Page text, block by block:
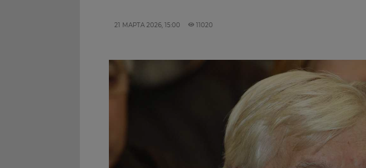
21 МАРТА 2026, 15:00 11020